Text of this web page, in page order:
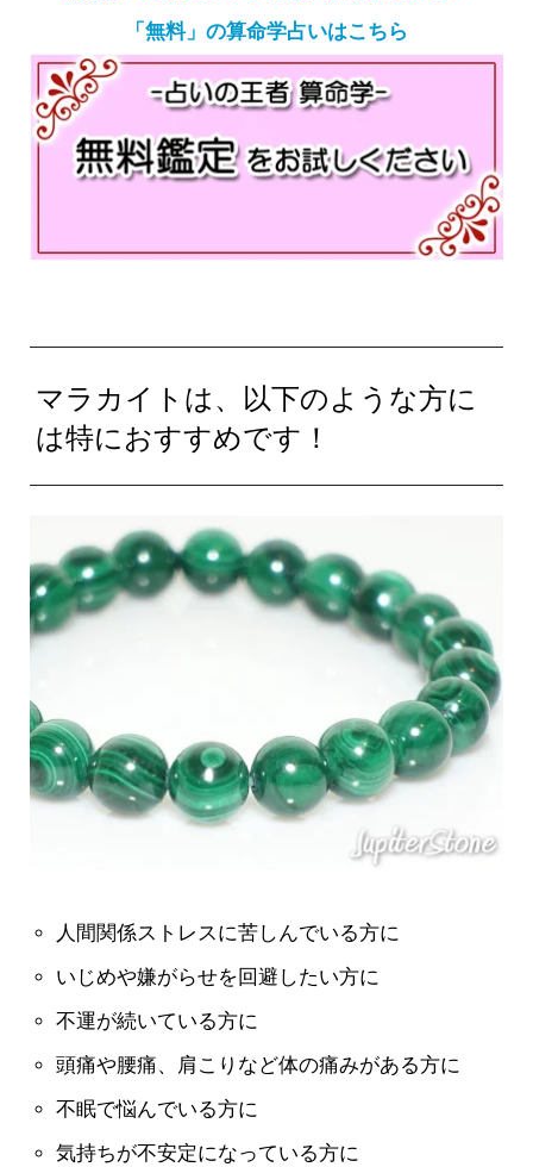
「無料」の算命学占いはこちら
マラカイトは、以下のような方に
は特におすすめです！
人間関係ストレスに苦しんでいる方に
いじめや嫌がらせを回避したい方に
不運が続いている方に
頭痛や腰痛、肩こりなど体の痛みがある方に
不眠で悩んでいる方に
気持ちが不安定になっている方に